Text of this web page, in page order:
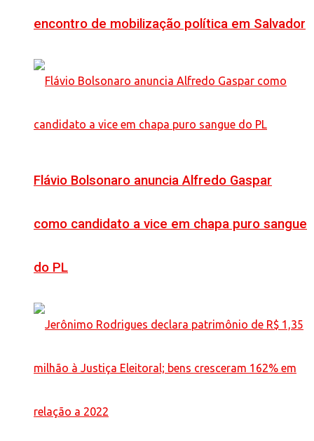
encontro de mobilização política em Salvador
Flávio Bolsonaro anuncia Alfredo Gaspar
como candidato a vice em chapa puro sangue
do PL